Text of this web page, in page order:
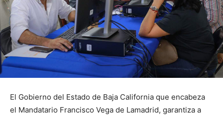
El Gobierno del Estado de Baja California que encabeza
el Mandatario Francisco Vega de Lamadrid, garantiza a